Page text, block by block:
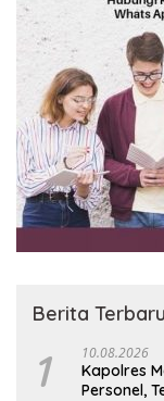
Berita Terbaru
1 10.08.2026
Kapolres
Personel,